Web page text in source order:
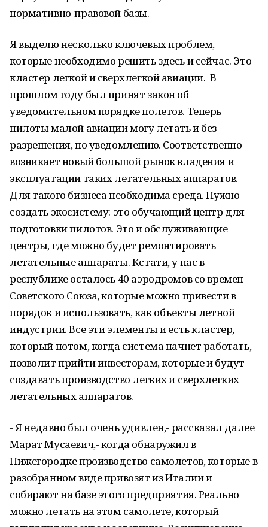
нормативно-правовой базы.
Я выделю несколько ключевых проблем,
которые необходимо решить здесь и сейчас. Это
кластер легкой и сверхлегкой авиации. В
прошлом году был принят закон об
уведомительном порядке полетов. Теперь
пилоты малой авиации могу летать и без
разрешения, по уведомлению. Соответственно
возникает новый большой рынок владения и
эксплуатации таких летательных аппаратов.
Для такого бизнеса необходима среда. Нужно
создать экосистему: это обучающий центр для
подготовки пилотов. Это и обслуживающие
центры, где можно будет ремонтировать
летательные аппараты. Кстати, у нас в
республике осталось 40 аэродромов со времен
Советского Союза, которые можно привести в
порядок и использовать, как объекты летной
индустрии. Все эти элементы и есть кластер,
который потом, когда система начнет работать,
позволит прийти инвесторам, которые и будут
создавать производство легких и сверхлегких
летательных аппаратов.
- Я недавно был очень удивлен,- рассказал далее
Марат Мусаевич,- когда обнаружил в
Нижегородке производство самолетов, которые в
разобранном виде привозят из Италии и
собирают на базе этого предприятия. Реально
можно летать на этом самолете, который